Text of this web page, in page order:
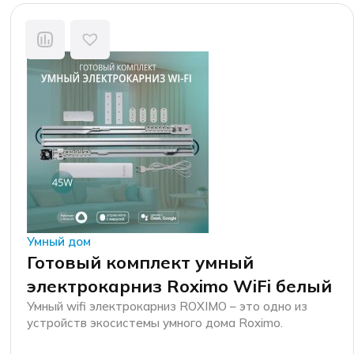
Умный дом
Готовый комплект умный
электрокарниз Roximo WiFi белый
Умный wifi электрокарниз ROXIMO – это одно из
устройств экосистемы умного дома Roximo.